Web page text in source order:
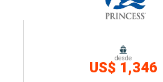
desde
US$ 1,346